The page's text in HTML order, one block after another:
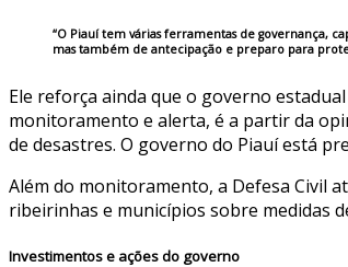
“O Piauí tem várias ferramentas de governança,
mas também de antecipação e preparo para
Ele reforça ainda que o governo
monitoramento e alerta, é a partir da
de desastres. O governo do Piauí está
Além do monitoramento, a Defesa Civil
ribeirinhas e municípios sobre medidas
Investimentos e ações do governo